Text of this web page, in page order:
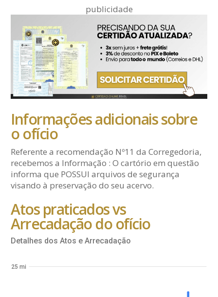
publicidade
Informações adicionais sobre
o ofício
Referente a recomendação Nº11 da Corregedoria,
recebemos a Informação : O cartório em questão
informa que POSSUI arquivos de segurança
visando à preservação do seu acervo.
Atos praticados vs
Arrecadação do ofício
Detalhes dos Atos e Arrecadação
25 mi